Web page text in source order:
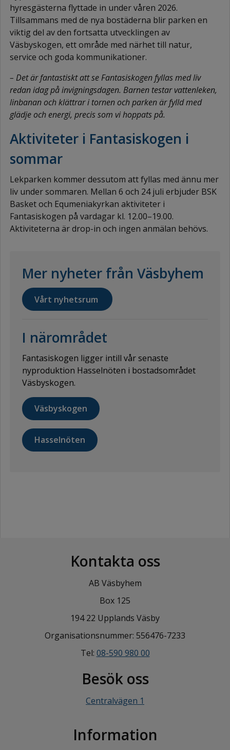
hyresgästerna flyttade in under våren 2026.
Tillsammans med de nya bostäderna blir parken en
viktig del av den fortsatta utvecklingen av
Väsbyskogen, ett område med närhet till natur,
service och goda kommunikationer.
– Det är fantastiskt att se Fantasiskogen fyllas med liv
redan idag på invigningsdagen. Barnen testar vattenleken,
linbanan och klättrar i tornen och parken är fylld med
glädje och energi, precis som vi hoppats på.
Aktiviteter i Fantasiskogen i
sommar
Lekparken kommer dessutom att fyllas med ännu mer
liv under sommaren. Mellan 6 och 24 juli erbjuder BSK
Basket och Equmeniakyrkan aktiviteter i
Fantasiskogen på vardagar kl. 12.00–19.00.
Aktiviteterna är drop-in och ingen anmälan behövs.
Mer nyheter från Väsbyhem
Vårt nyhetsrum
I närområdet
Fantasiskogen ligger intill vår senaste
nyproduktion Hasselnöten i bostadsområdet
Väsbyskogen.
Väsbyskogen
Hasselnöten
Kontakta oss
AB Väsbyhem
Box 125
194 22 Upplands Väsby
Organisationsnummer: 556476-7233
Tel: 08-590 980 00
Besök oss
Centralvägen 1
Information